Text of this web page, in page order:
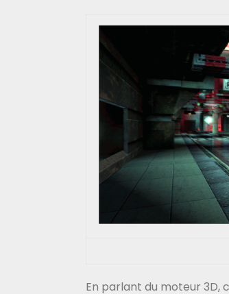
En parlant du moteur 3D,